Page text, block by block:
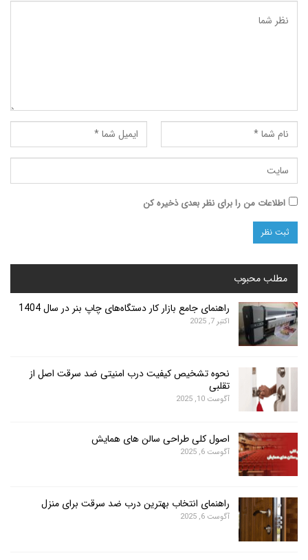
من را برای نظر بعدی ذخیره کن
راهنمای جامع بازار کار دستگاه‌های چاپ بنر در سال 1404
اکتبر 7, 2025
نحوه تشخیص کیفیت درب امنیتی ضد سرقت اصل از
تقلبی
آگوست 10, 2025
اصول کلی طراحی سالن های همایش
آگوست 6, 2025
راهنمای انتخاب بهترین درب ضد سرقت برای منزل
آگوست 6, 2025